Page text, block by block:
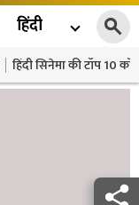
हिंदी
हिंदी सिनेमा की टॉप 10